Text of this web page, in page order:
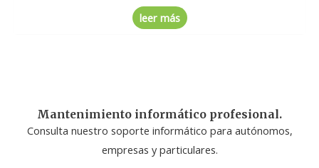
0
de
5leer más
Mantenimiento informático profesional.
Consulta nuestro soporte informático para autónomos,
empresas y particulares.